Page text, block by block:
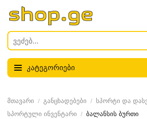
კატეგორიები
მთავარი განცხადებები
სპორტი და
სპორტული ინვენტარი
ბალანსის ბურთი